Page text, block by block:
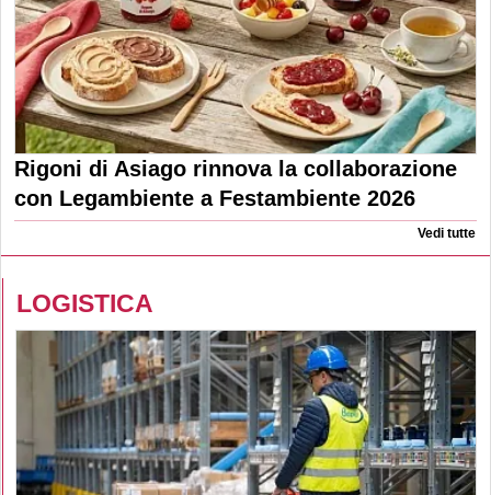
Rigoni di Asiago rinnova la collaborazione
con Legambiente a Festambiente 2026
Vedi tutte
LOGISTICA